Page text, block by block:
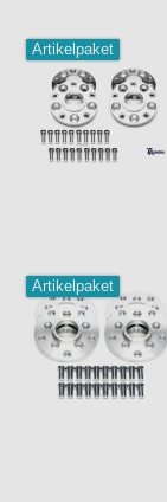
Artikelpaket
Artikelpaket